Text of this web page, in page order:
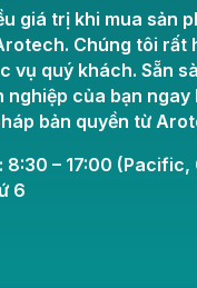
giá trị khi mua sản
Chúng tôi rất
vụ quý khách. Sẵn
nghiệp của bạn ngay
bản quyền từ
8:30 – 17:00 (Pacific,
6